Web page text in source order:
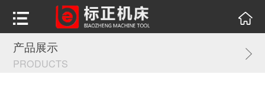
产品展示
PRODUCTS